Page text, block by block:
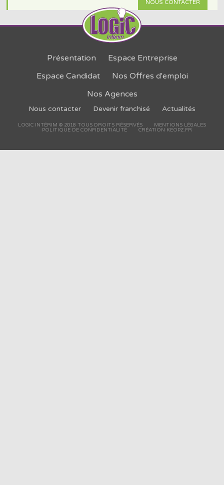
NOUS CONTACTER
Présentation
Espace Entreprise
Espace Candidat
Nos Offres d'emploi
Nos Agences
Nous contacter Devenir franchisé Actualités
LOGIC INTÉRIM © 2018 TOUS DROITS RÉSERVÉS
MENTIONS LÉGALES
POLITIQUE DE CONFIDENTIALITÉ
CRÉATION KEOPZ.FR